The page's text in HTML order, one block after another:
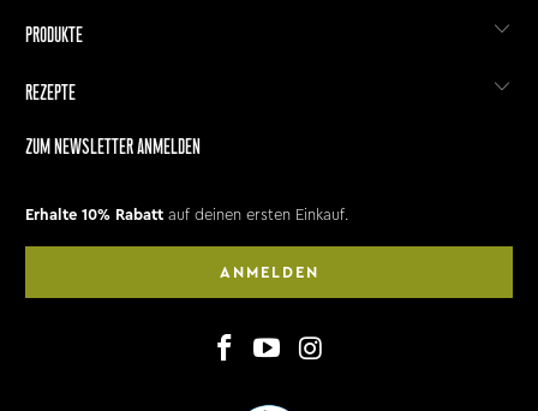
PRODUKTE
REZEPTE
ZUM NEWSLETTER ANMELDEN
Erhalte 10% Rabatt auf deinen ersten Einkauf.
ANMELDEN